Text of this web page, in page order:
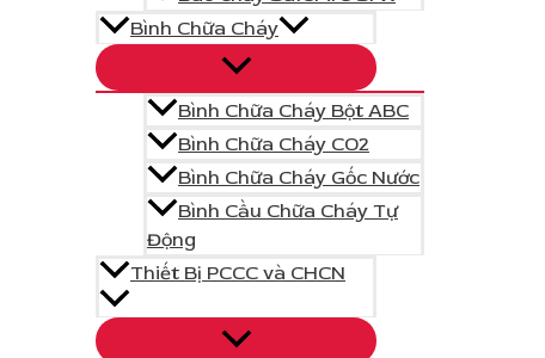
Bình Chữa Cháy
Bình Chữa Cháy Bột ABC
Bình Chữa Cháy CO2
Bình Chữa Cháy Gốc Nước
Bình Cầu Chữa Cháy Tự
Động
Thiết Bị PCCC và CHCN